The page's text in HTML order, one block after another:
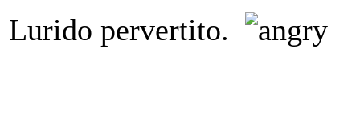
Lurido pervertito.